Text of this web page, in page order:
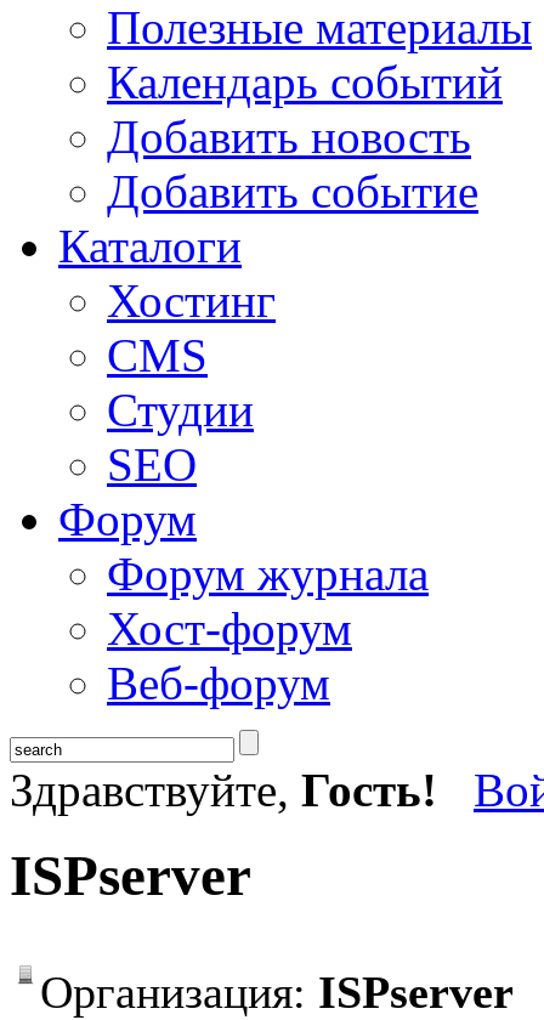
Полезные материалы
Календарь событий
Добавить новость
Добавить событие
Каталоги
Хостинг
CMS
Студии
SEO
Форум
Форум журнала
Хост-форум
Веб-форум
Здравствуйте, Гость!
ISPserver
Организация: ISPserver